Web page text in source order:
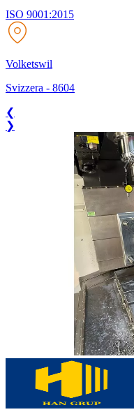
ISO 9001:2015
Volketswil
Svizzera - 8604
❮
❯